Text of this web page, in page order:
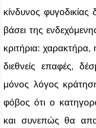
κίνδυνος φυγοδικίας
βάσει της
κριτήρια:
διεθνείς επαφές,
μόνος λόγος
φόβος ότι ο
και συνεπώς θα